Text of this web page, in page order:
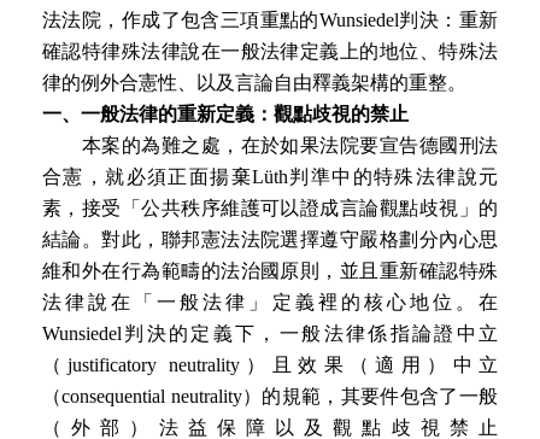
法法院，作成了包含三項重點的Wunsiedel判決：重新
確認特律殊法律說在一般法律定義上的地位、特殊法
律的例外合憲性、以及言論自由釋義架構的重整。
一、一般法律的重新定義：觀點歧視的禁止
本案的為難之處，在於如果法院要宣告德國刑法
合憲，就必須正面揚棄Lüth判準中的特殊法律說元
素，接受「公共秩序維護可以證成言論觀點歧視」的
結論。對此，聯邦憲法法院選擇遵守嚴格劃分內心思
維和外在行為範疇的法治國原則，並且重新確認特殊
法律說在「一般法律」定義裡的核心地位。在
Wunsiedel判決的定義下，一般法律係指論證中立
（justificatory neutrality）且效果（適用）中立
（consequential neutrality）的規範，其要件包含了一般
（外部）法益保障以及觀點歧視禁止